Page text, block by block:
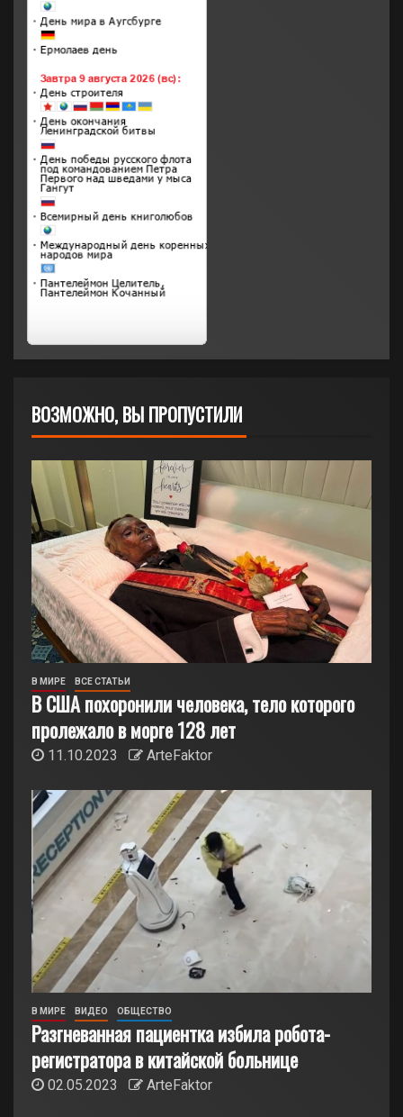
ВОЗМОЖНО, ВЫ ПРОПУСТИЛИ
В МИРЕ ВСЕ СТАТЬИ
В США похоронили человека, тело которого
пролежало в морге 128 лет
11.10.2023 ArteFaktor
В МИРЕ ВИДЕО ОБЩЕСТВО
Разгневанная пациентка избила робота-
регистратора в китайской больнице
02.05.2023 ArteFaktor